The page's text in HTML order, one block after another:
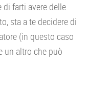
farti avere delle
sta a te decidere di
(in questo caso
un altro che può